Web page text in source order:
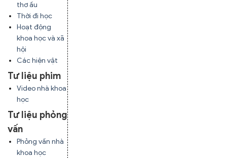
thơ ấu
Thời đi học
Hoạt động
khoa học và xã
hội
Các hiện vật
Tư liệu phim
Video nhà khoa
học
Tư liệu phỏng
vấn
Phỏng vấn nhà
khoa học